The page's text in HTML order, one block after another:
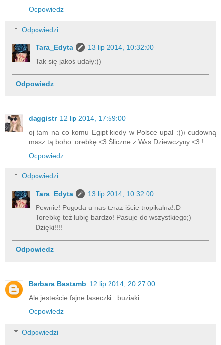
Odpowiedz
Odpowiedzi
Tara_Edyta
13 lip 2014, 10:32:00
Tak się jakoś udały:))
Odpowiedz
daggistr 12 lip 2014, 17:59:00
oj tam na co komu Egipt kiedy w Polsce upał :))) cudowną
masz tą boho torebkę <3 Śliczne z Was Dziewczyny <3 !
Odpowiedz
Odpowiedzi
Tara_Edyta
13 lip 2014, 10:32:00
Pewnie! Pogoda u nas teraz iście tropikalna!:D
Torebkę też lubię bardzo! Pasuje do wszystkiego;)
Dzięki!!!!
Odpowiedz
Barbara Bastamb 12 lip 2014, 20:27:00
Ale jesteście fajne laseczki...buziaki...
Odpowiedz
Odpowiedzi